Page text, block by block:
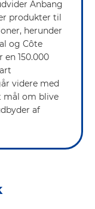
Anbang
produkter til
herunder
og Côte
en 150.000
videre med
mål om blive
af